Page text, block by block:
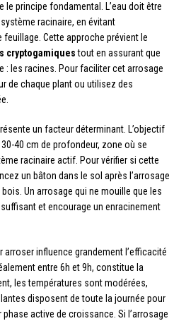
le principe fondamental. L’eau doit être
racinaire, en évitant
Cette approche prévient le
cryptogamiquestout en assurant que
: les racines. Pour faciliter cet arrosage
de chaque plant ou utilisez des
un facteur déterminant. L’objectif
40 cm de profondeur, zone où se
racinaire actif. Pour vérifier si cette
un bâton dans le sol après l’arrosage
Un arrosage qui ne mouille que les
et encourage un enracinement
arroser influence grandement l’efficacité
entre 6h et 9h, constitue la
les températures sont modérées,
disposent de toute la journée pour
active de croissance. Si l’arrosage